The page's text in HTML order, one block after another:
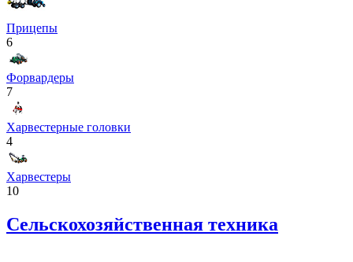
Прицепы
6
Форвардеры
7
Харвестерные головки
4
Харвестеры
10
Сельскохозяйственная техника